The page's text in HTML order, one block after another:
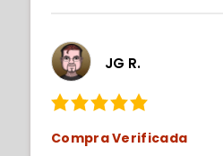
JG R.
Compra Verificada